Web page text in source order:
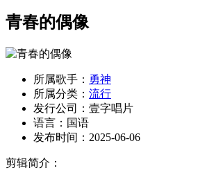
青春的偶像
所属歌手： 勇神
所属分类： 流行
发行公司： 壹字唱片
语言： 国语
发布时间： 2025-06-06
剪辑简介：